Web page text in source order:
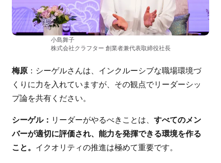
小島舞子
株式会社クラフター 創業者兼代表取締役社長
梅原 ：シーゲルさんは、インクルーシブな職場環境づ
くりに力を入れていますが、その観点でリーダーシッ
プ論を共有ください。
シーゲル： リーダーがやるべきことは、すべてのメン
バーが適切に評価され、能力を発揮できる環境を作る
こと。 イクオリティの推進は極めて重要です。